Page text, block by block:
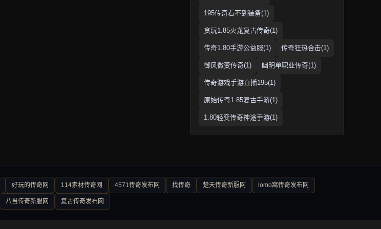
195传奇看不到装备(1)
贪玩1.85火龙复古传奇(1)
传奇1.80手游公益服(1) 传奇狂热合击(1)
御风微变传奇(1) 幽明单职业传奇(1)
传奇游戏手游直播195(1)
原始传奇1.85复古手游(1)
1.80轻变传奇神途手游(1)
好玩的传奇网 114素材传奇网 4571传奇发布网 找传奇 楚天传奇新服网 lomo窝传奇发布网
八当传奇新服网 复古传奇发布网